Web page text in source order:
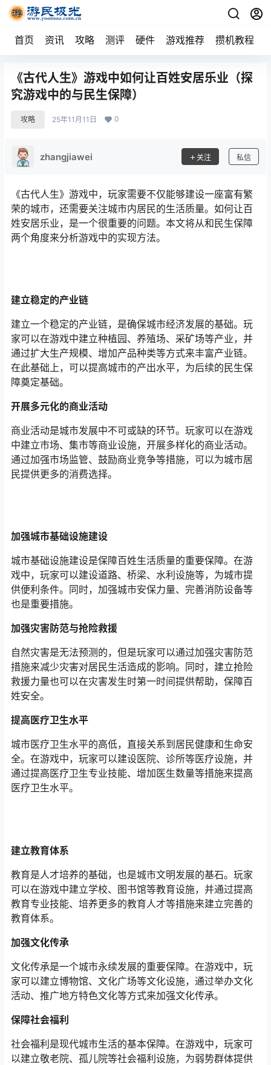
首页 资讯 攻略 测评 硬件 游戏推荐 攒机教程
《古代人生》游戏中如何让百姓安居乐业（探
究游戏中的与民生保障）
攻略 25年11月11日 0
zhangjiawei 关注 私信
《古代人生》游戏中，玩家需要不仅能够建设一座富有繁
荣的城市，还需要关注城市内居民的生活质量。如何让百
姓安居乐业，是一个很重要的问题。本文将从和民生保障
两个角度来分析游戏中的实现方法。
建立稳定的产业链
建立一个稳定的产业链，是确保城市经济发展的基础。玩
家可以在游戏中建立种植园、养殖场、采矿场等产业，并
通过扩大生产规模、增加产品种类等方式来丰富产业链。
在此基础上，可以提高城市的产出水平，为后续的民生保
障奠定基础。
开展多元化的商业活动
商业活动是城市发展中不可或缺的环节。玩家可以在游戏
中建立市场、集市等商业设施，开展多样化的商业活动。
通过加强市场监管、鼓励商业竞争等措施，可以为城市居
民提供更多的消费选择。
加强城市基础设施建设
城市基础设施建设是保障百姓生活质量的重要保障。在游
戏中，玩家可以建设道路、桥梁、水利设施等，为城市提
供便利条件。同时，加强城市安保力量、完善消防设备等
也是重要措施。
加强灾害防范与抢险救援
自然灾害是无法预测的，但是玩家可以通过加强灾害防范
措施来减少灾害对居民生活造成的影响。同时，建立抢险
救援力量也可以在灾害发生时第一时间提供帮助，保障百
姓安全。
提高医疗卫生水平
城市医疗卫生水平的高低，直接关系到居民健康和生命安
全。在游戏中，玩家可以建设医院、诊所等医疗设施，并
通过提高医疗卫生专业技能、增加医生数量等措施来提高
医疗卫生水平。
建立教育体系
教育是人才培养的基础，也是城市文明发展的基石。玩家
可以在游戏中建立学校、图书馆等教育设施，并通过提高
教育专业技能、培养更多的教育人才等措施来建立完善的
教育体系。
加强文化传承
文化传承是一个城市永续发展的重要保障。在游戏中，玩
家可以建立博物馆、文化广场等文化设施，通过举办文化
活动、推广地方特色文化等方式来加强文化传承。
保障社会福利
社会福利是现代城市生活的基本保障。在游戏中，玩家可
以建立敬老院、孤儿院等社会福利设施，为弱势群体提供